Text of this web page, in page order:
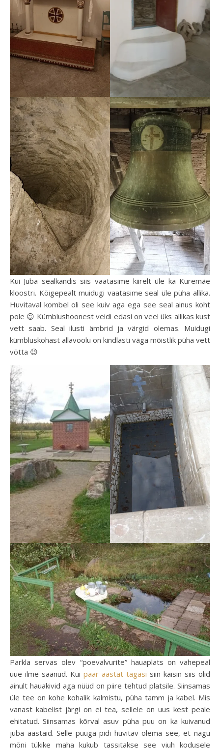
Kui Juba sealkandis siis vaatasime kiirelt üle ka Kuremäe
kloostri. Kõigepealt muidugi vaatasime seal üle püha allika.
Huvitaval kombel oli see kuiv aga ega see seal ainus koht
pole 😉 Kümblushoonest veidi edasi on veel üks allikas kust
vett saab. Seal ilusti ämbrid ja värgid olemas. Muidugi
kümbluskohast allavoolu on kindlasti väga mõistlik püha vett
võtta 😉
Parkla servas olev “poevalvurite” hauaplats on vahepeal
uue ilme saanud. Kui paar aastat tagasi siin käisin siis olid
ainult hauakivid aga nüüd on piire tehtud platsile. Siinsamas
üle tee on kohe kohalik kalmistu, püha tamm ja kabel. Mis
vanast kabelist järgi on ei tea, sellele on uus kest peale
ehitatud. Siinsamas kõrval asuv püha puu on ka kuivanud
juba aastaid. Selle puuga pidi huvitav olema see, et nagu
mõni tükike maha kukub tassitakse see viuh kodusele